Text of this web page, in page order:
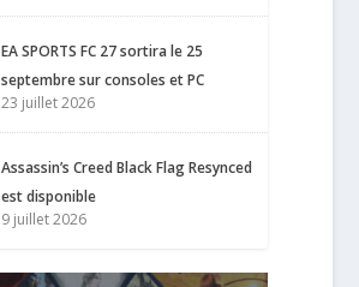
EA SPORTS FC 27 sortira le 25
septembre sur consoles et PC
23 juillet 2026
Assassin’s Creed Black Flag Resynced
est disponible
9 juillet 2026